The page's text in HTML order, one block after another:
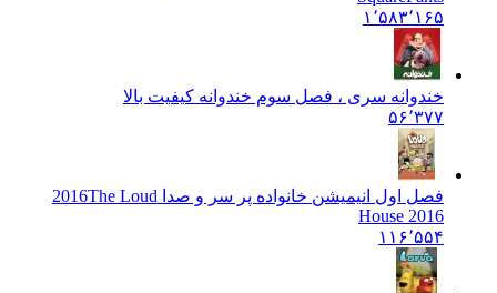
۱٬۵۸۳٬۱۶۵
خندوانه سری ، فصل سوم خندوانه کیفیت بالا
۵۶٬۳۷۷
فصل اول انیمیشن خانواده پر سر و صدا 2016 The Loud
House 2016
۱۱۶٬۵۵۴